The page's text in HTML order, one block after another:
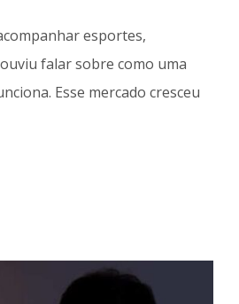
esportes,
falar sobre como uma
Esse mercado cresceu